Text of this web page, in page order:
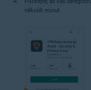
několik minut.